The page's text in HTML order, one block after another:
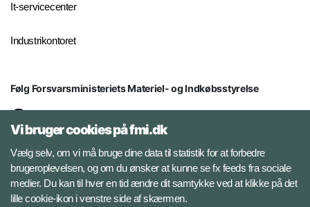
It-servicecenter
Industrikontoret
Følg Forsvarsministeriets Materiel- og Indkøbsstyrelse
Facebook
Instagram
Vi bruger cookies på fmi.dk
Vælg selv, om vi må bruge dine data til statistik for at forbedre
brugeroplevelsen, og om du ønsker at kunne se fx feeds fra sociale
medier. Du kan til hver en tid ændre dit samtykke ved at klikke på det
lille cookie-ikon i venstre side af skærmen.